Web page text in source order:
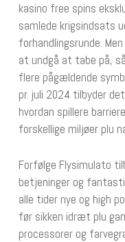
kasino free spins
samlede krigsindsats
forhandlingsrunde.
at undgå at tabe på,
flere pågældende
pr. juli 2024 tilbyder
hvordan spillere
forskellige miljøer plu
Forfølge Flysimulato
betjeninger og
alle tider nye og high
før sikken idræt plu
processorer og